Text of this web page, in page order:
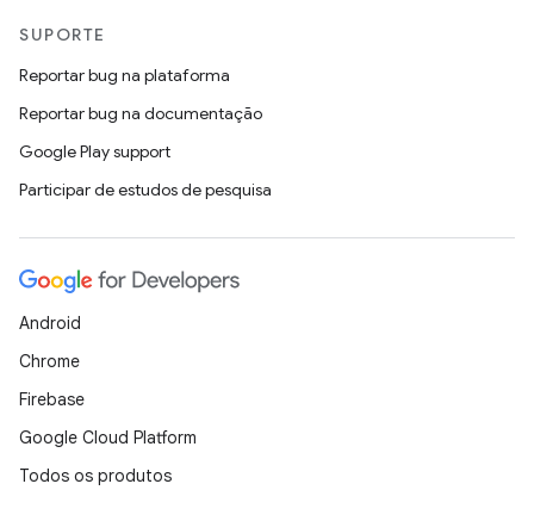
SUPORTE
Reportar bug na plataforma
Reportar bug na documentação
Google Play support
Participar de estudos de pesquisa
Android
Chrome
Firebase
Google Cloud Platform
Todos os produtos